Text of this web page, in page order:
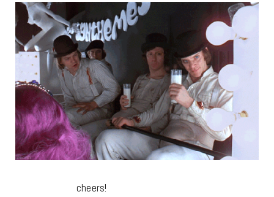
cheers!